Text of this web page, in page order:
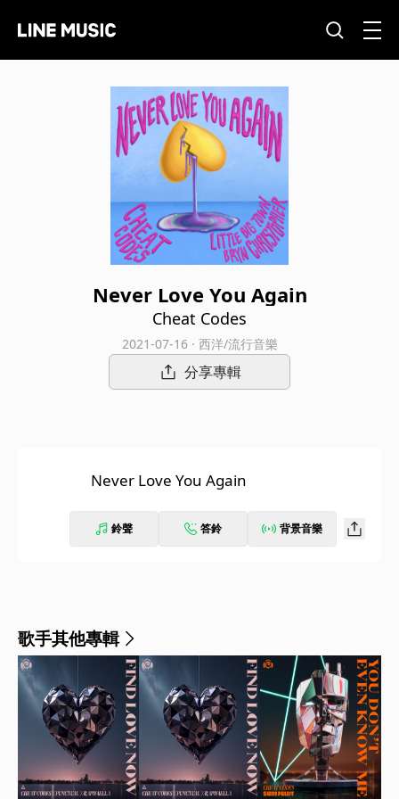
Never Love You Again
Cheat Codes
2021-07-16 · 西洋/流行音樂
分享專輯
Never Love You Again
鈴聲 答鈴 背景音樂
歌手其他專輯